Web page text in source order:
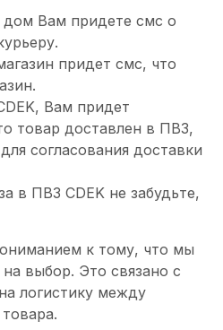
дом Вам придете смс о
придет смс, что
Вам придет
товар доставлен в ПВЗ,
согласования доставки
в ПВЗ CDEK не забудьте,
к тому, что мы
выбор. Это связано с
логистику между